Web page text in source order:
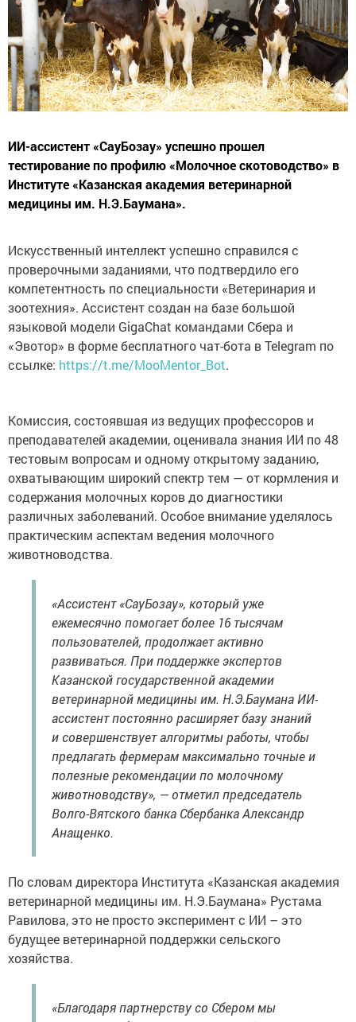
ИИ-ассистент «СауБозау» успешно прошел
тестирование по профилю «Молочное скотоводство» в
Институте «Казанская академия ветеринарной
медицины им. Н.Э.Баумана».
Искусственный интеллект успешно справился с
проверочными заданиями, что подтвердило его
компетентность по специальности «Ветеринария и
зоотехния». Ассистент создан на базе большой
языковой модели GigaChat командами Сбера и
«Эвотор» в форме бесплатного чат-бота в Telegram по
ссылке: https://t.me/MooMentor_Bot.
Комиссия, состоявшая из ведущих профессоров и
преподавателей академии, оценивала знания ИИ по 48
тестовым вопросам и одному открытому заданию,
охватывающим широкий спектр тем — от кормления и
содержания молочных коров до диагностики
различных заболеваний. Особое внимание уделялось
практическим аспектам ведения молочного
животноводства.
«Ассистент «СауБозау», который уже
ежемесячно помогает более 16 тысячам
пользователей, продолжает активно
развиваться. При поддержке экспертов
Казанской государственной академии
ветеринарной медицины им. Н.Э.Баумана ИИ-
ассистент постоянно расширяет базу знаний
и совершенствует алгоритмы работы, чтобы
предлагать фермерам максимально точные и
полезные рекомендации по молочному
животноводству», — отметил председатель
Волго-Вятского банка Cбербанка Александр
Анащенко.
По словам директора Института «Казанская академия
ветеринарной медицины им. Н.Э.Баумана» Рустама
Равилова, это не просто эксперимент с ИИ – это
будущее ветеринарной поддержки сельского
хозяйства.
«Благодаря партнерству со Сбером мы